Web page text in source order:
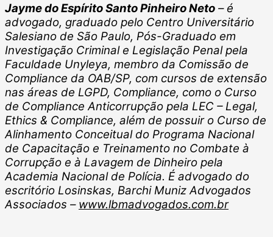
Jayme do Espírito Santo Pinheiro Neto – é
advogado, graduado pelo Centro Universitário
Salesiano de São Paulo, Pós-Graduado em
Investigação Criminal e Legislação Penal pela
Faculdade Unyleya, membro da Comissão de
Compliance da OAB/SP, com cursos de extensão
nas áreas de LGPD, Compliance, como o Curso
de Compliance Anticorrupção pela LEC – Legal,
Ethics & Compliance, além de possuir o Curso de
Alinhamento Conceitual do Programa Nacional
de Capacitação e Treinamento no Combate à
Corrupção e à Lavagem de Dinheiro pela
Academia Nacional de Polícia. É advogado do
escritório Losinskas, Barchi Muniz Advogados
Associados – www.lbmadvogados.com.br